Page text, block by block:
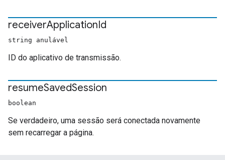
receiverApplicationId
string anulável
ID do aplicativo de transmissão.
resumeSavedSession
boolean
Se verdadeiro, uma sessão será conectada novamente
sem recarregar a página.